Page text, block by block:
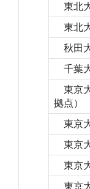
東北
東北
秋田
千葉
東京
拠点）
東京
東京
東京
東京